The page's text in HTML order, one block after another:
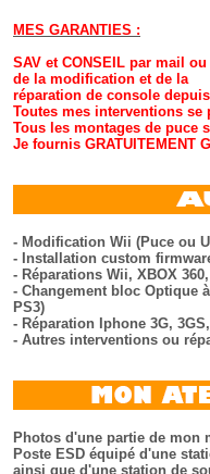
MES GARANTIES :
SAV et CONSEIL par mail
de la modification et de la
réparation de console
Toutes mes interventions se
Tous les montages de puce
Je fournis GRATUITEMENT
- Modification Wii (Puce ou
- Installation custom
- Réparations Wii, XBOX
- Changement bloc Optique
PS3)
- Réparation Iphone 3G,
- Autres interventions ou
Photos d'une partie de mon
Poste ESD équipé d'une
ainsi que d'une station de